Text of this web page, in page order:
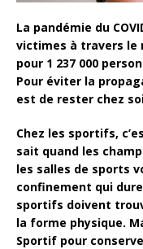
La pandémie du
victimes à travers le
pour 1 237 000
Pour éviter la
est de rester chez
Chez les sportifs,
sait quand les
les salles de sports
confinement qui
sportifs doivent
la forme physique.
Sportif pour